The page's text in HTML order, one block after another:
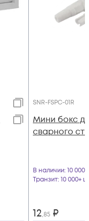
SNR-FSPC-01R
Мини бокс
сварного
В наличии: 10
Транзит: 10 000+
12,85 ₽